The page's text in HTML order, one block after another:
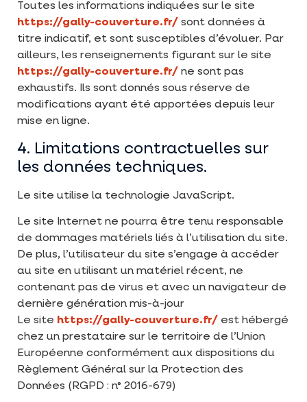
Toutes les informations indiquées sur le site
https://gally-couverture.fr/ sont données à
titre indicatif, et sont susceptibles d’évoluer. Par
ailleurs, les renseignements figurant sur le site
https://gally-couverture.fr/ ne sont pas
exhaustifs. Ils sont donnés sous réserve de
modifications ayant été apportées depuis leur
mise en ligne.
4. Limitations contractuelles sur
les données techniques.
Le site utilise la technologie JavaScript.
Le site Internet ne pourra être tenu responsable
de dommages matériels liés à l’utilisation du site.
De plus, l’utilisateur du site s’engage à accéder
au site en utilisant un matériel récent, ne
contenant pas de virus et avec un navigateur de
dernière génération mis-à-jour
Le site https://gally-couverture.fr/ est hébergé
chez un prestataire sur le territoire de l’Union
Européenne conformément aux dispositions du
Règlement Général sur la Protection des
Données (RGPD : n° 2016-679)